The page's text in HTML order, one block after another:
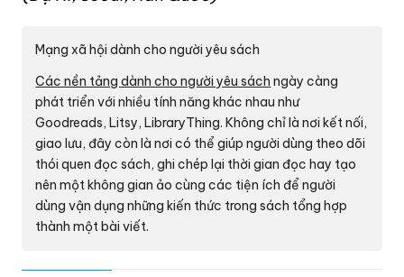
Mạng xã hội dành cho người yêu sách
Các nền tảng dành cho người yêu sách ngày càng
phát triển với nhiều tính năng khác nhau như
Goodreads, Litsy, LibraryThing. Không chỉ là nơi kết nối,
giao lưu, đây còn là nơi có thể giúp người dùng theo dõi
thói quen đọc sách, ghi chép lại thời gian đọc hay tạo
nên một không gian ảo cùng các tiện ích để người
dùng vận dụng những kiến thức trong sách tổng hợp
thành một bài viết.